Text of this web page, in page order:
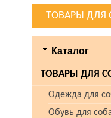
ТОВАРЫ ДЛЯ
Каталог
ТОВАРЫ ДЛЯ
Одежда для
Обувь для